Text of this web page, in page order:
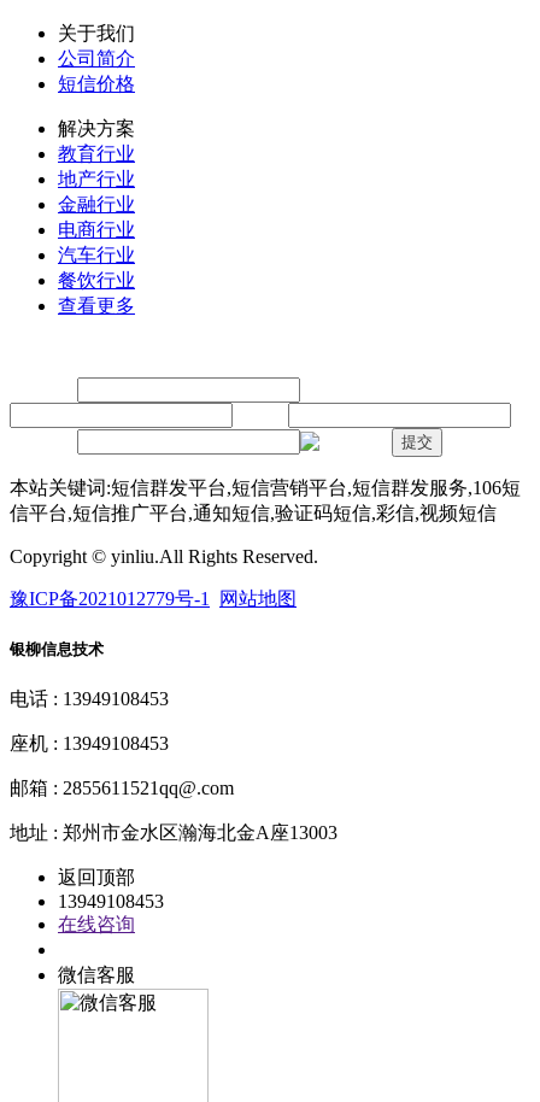
关于我们
公司简介
短信价格
解决方案
教育行业
地产行业
金融行业
电商行业
汽车行业
餐饮行业
查看更多
提交
本站关键词:短信群发平台,短信营销平台,短信群发服务,106短
信平台,短信推广平台,通知短信,验证码短信,彩信,视频短信
Copyright © yinliu.All Rights Reserved.
豫ICP备2021012779号-1 网站地图
银柳信息技术
电话 : 13949108453
座机 : 13949108453
邮箱 : 2855611521qq@.com
地址 : 郑州市金水区瀚海北金A座13003
返回顶部
13949108453
在线咨询
微信客服